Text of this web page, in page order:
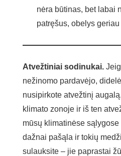
nėra būtinas, bet labai
patręšus, obelys
Atvežtiniai sodinukai.
nežinomo pardavėjo,
nusipirkote atvežtinį
klimato zonoje ir iš ten
mūsų klimatinėse
dažnai pašąla ir tokių
sulauksite – jie paprastai